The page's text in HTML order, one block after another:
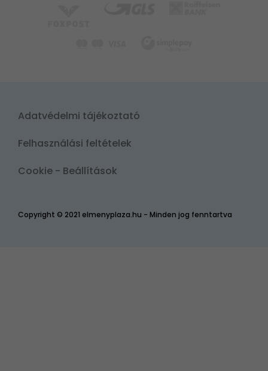
Copyright © 2021 elmenyplaza.hu - Minden jog fenntartva
Adatvédelmi tájékoztató
Felhasználási feltételek
Cookie - Beállítások